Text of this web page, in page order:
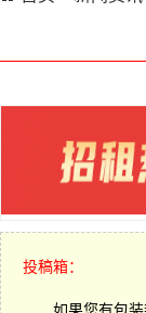
投稿箱：
如果您有包